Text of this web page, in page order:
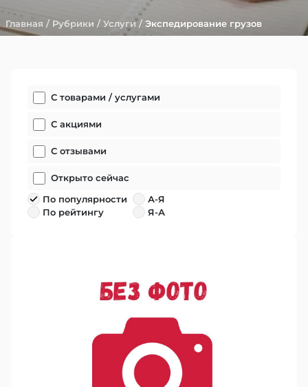
Главная / Рубрики / Услуги/ Экспедирование грузов
С товарами / услугами
С акциями
С отзывами
Открыто сейчас
По популярности
По рейтингу
А-Я
Я-А